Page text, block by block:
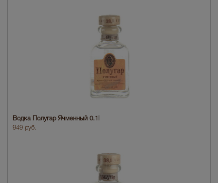
Водка Полугар Ячменный 0.1l
949 руб.